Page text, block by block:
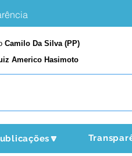
Camilo Da Silva (PP)
Americo Hasimoto